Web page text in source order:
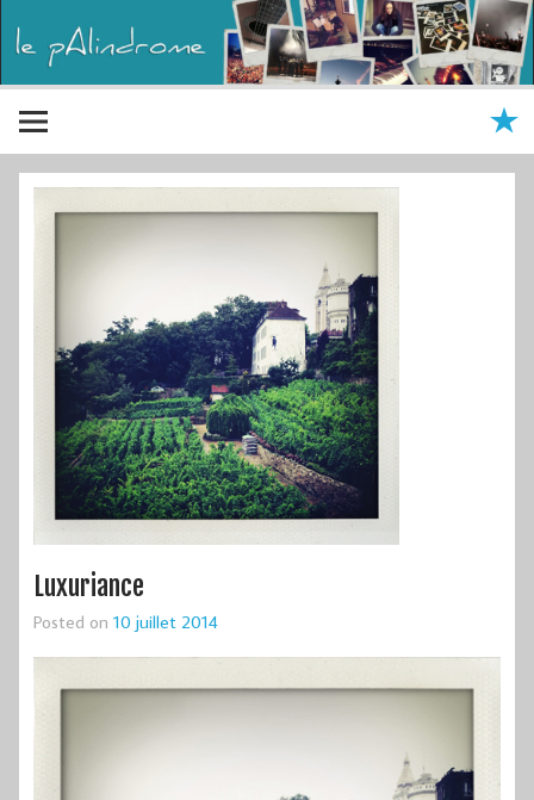
Luxuriance
Posted on 10 juillet 2014